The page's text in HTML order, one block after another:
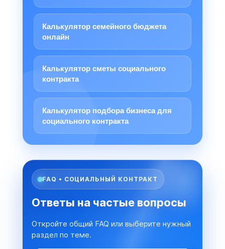
Калькулятор семейного бюджета
онлайн
Калькулятор сметы социального
контракта
Калькулятор подбора бизнеса для
социального контракта
FAQ • СОЦИАЛЬНЫЙ КОНТРАКТ
Ответы на частые вопросы
Откройте общий FAQ или выберите нужный
раздел по теме.